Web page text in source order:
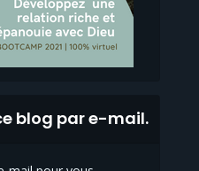
blog par e-mail.